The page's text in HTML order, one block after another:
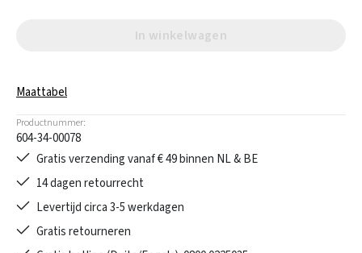
In winkelwagen
Maattabel
Productnummer:
604-34-00078
Gratis verzending vanaf € 49 binnen NL & BE
14 dagen retourrecht
Levertijd circa 3-5 werkdagen
Gratis retourneren